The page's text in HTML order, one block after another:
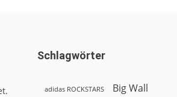
Schlagwörter
adidas ROCKSTARS Big Wall